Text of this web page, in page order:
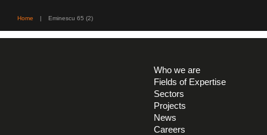
Home | Eminescu 65 (2)
Who we are
Fields of Expertise
Sectors
Projects
News
Careers